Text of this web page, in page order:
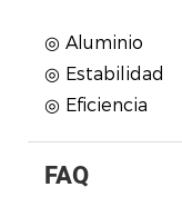
◎ Aluminio
◎ Estabilidad
◎ Eficiencia
FAQ